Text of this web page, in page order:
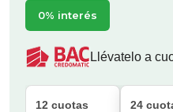
0% interés
Llévatelo a
12 cuotas 24